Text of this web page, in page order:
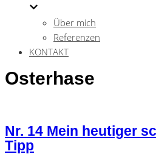
Über mich
Referenzen
KONTAKT
Osterhase
Nr. 14 Mein heutiger
Tipp